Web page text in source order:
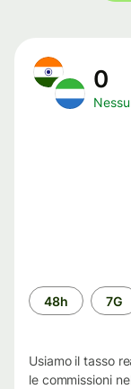
0
Periodo
di
48h 7G
Usiamo il tasso
le commissioni